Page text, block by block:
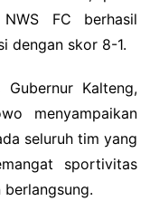
FC berhasil
dengan skor 8-1.
Kalteng,
menyampaikan
seluruh tim yang
sportivitas